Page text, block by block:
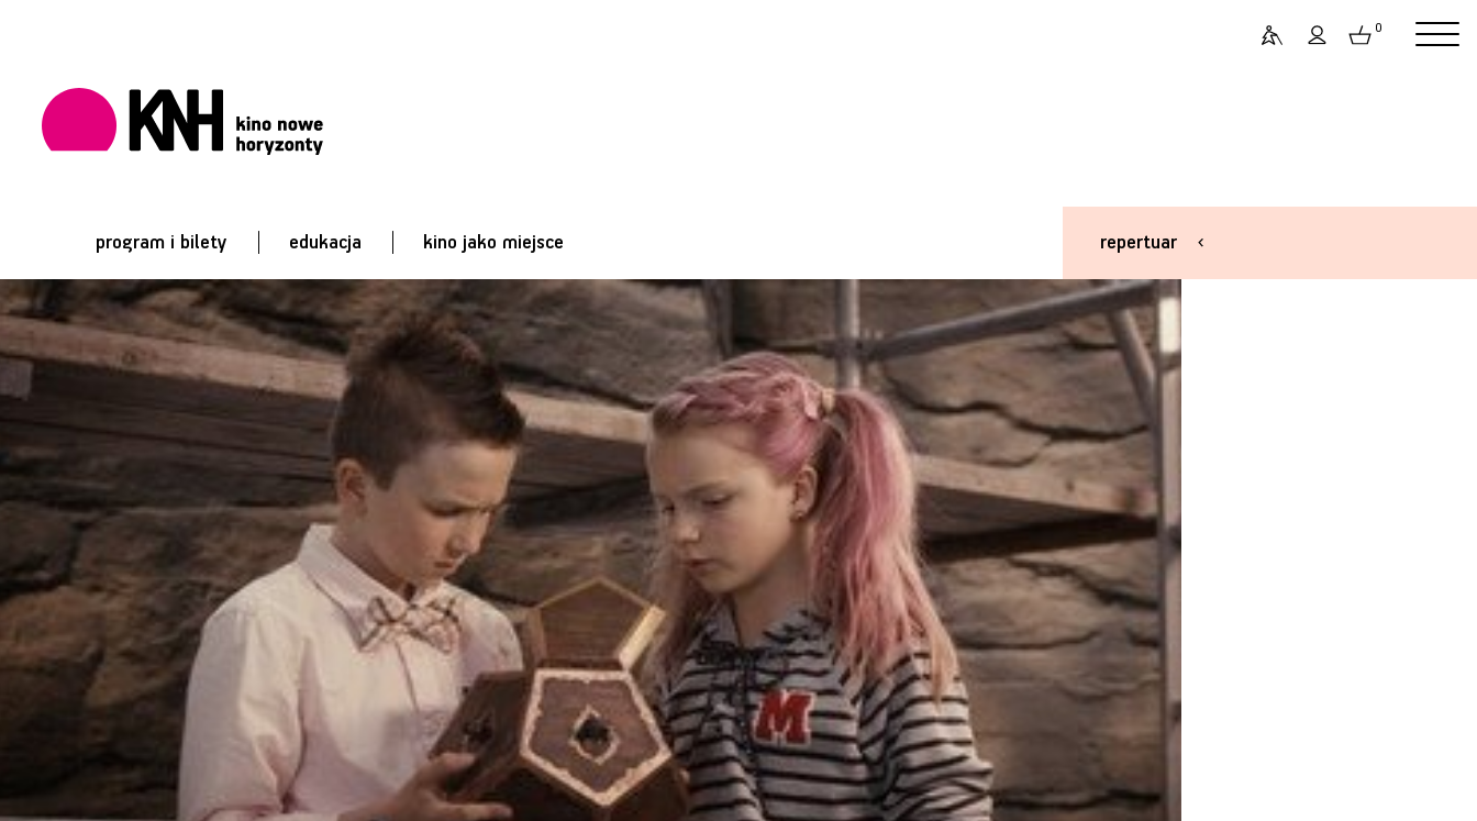
0
program i bilety edukacja kino jako miejsce repertuar